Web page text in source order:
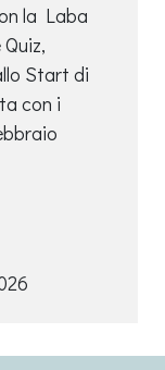
la Laba
Start di
con i